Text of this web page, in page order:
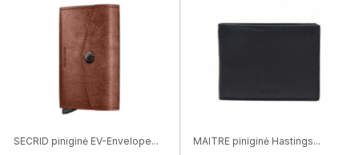
SECRID piniginė EV-Envelope... MAITRE piniginė Hastings...